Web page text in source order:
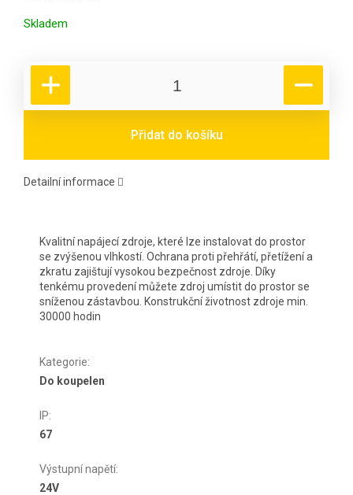
Skladem
Přidat do košíku
Detailní informace
Kvalitní napájecí zdroje, které lze instalovat do prostor
se zvýšenou vlhkostí. Ochrana proti přehřátí, přetížení a
zkratu zajištují vysokou bezpečnost zdroje. Díky
tenkému provedení můžete zdroj umístit do prostor se
sníženou zástavbou. Konstrukční životnost zdroje min.
30000 hodin
Kategorie:
Do koupelen
IP:
67
Výstupní napětí:
24V